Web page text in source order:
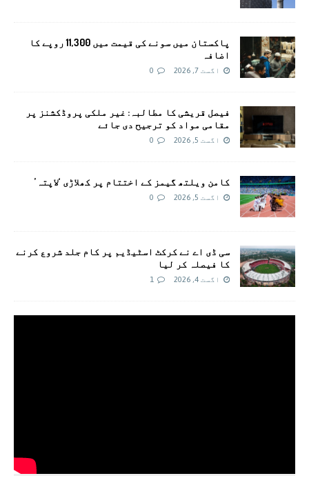
پاکستان میں سونے کی قیمت میں 11,300 روپے کا
اضافہ
اگست 7, 2026 0
فیصل قریشی کا مطالبہ: غیر ملکی پروڈکشنز پر
مقامی مواد کو ترجیح دی جائے
اگست 5, 2026 0
کامن ویلتھ گیمز کے اختتام پر کھلاڑی ‘لاپتہ’
اگست 5, 2026 0
سی ڈی اے نے کرکٹ اسٹیڈیم پر کام جلد شروع کرنے
کا فیصلہ کر لیا
اگست 4, 2026 1